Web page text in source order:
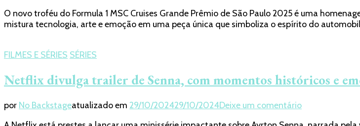
do
GP
celebra
com
design
O novo troféu do Formula 1 MSC Cruises Grande Prêmio de São Paulo 2025 é uma
mistura tecnologia, arte e emoção em uma peça única que simboliza o espírito do
FILMES E SÉRIES SÉRIES
Netflix divulga trailer de Senna, com momentos históricos e
por No Backstageatualizado em 29/10/202429/10/2024Deixe um comentárioem